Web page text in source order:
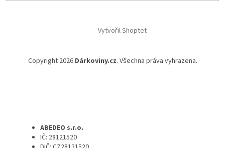
Vytvořil Shoptet
Copyright 2026 Dárkoviny.cz. Všechna práva vyhrazena.
ABEDEO s.r.o.
IČ: 28121520